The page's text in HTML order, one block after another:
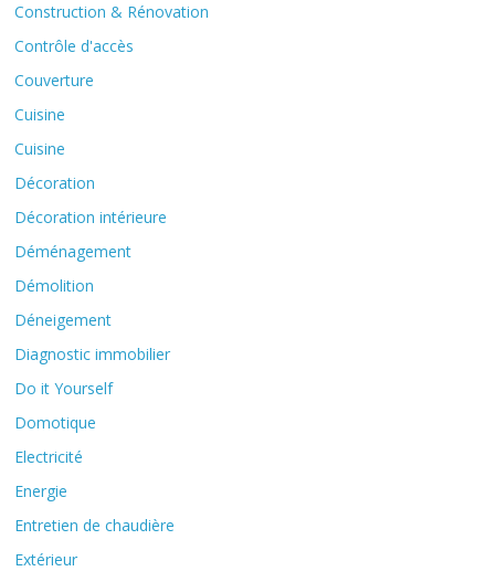
Construction & Rénovation
Contrôle d'accès
Couverture
Cuisine
Cuisine
Décoration
Décoration intérieure
Déménagement
Démolition
Déneigement
Diagnostic immobilier
Do it Yourself
Domotique
Electricité
Energie
Entretien de chaudière
Extérieur